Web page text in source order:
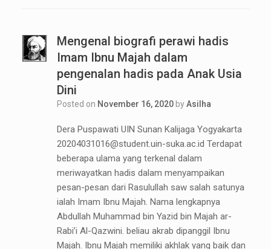
Mengenal biografi perawi hadis
Imam Ibnu Majah dalam
pengenalan hadis pada Anak Usia
Dini
Posted on November 16, 2020 byAsilha
Dera Puspawati UIN Sunan Kalijaga Yogyakarta
20204031016@student.uin-suka.ac.id Terdapat
beberapa ulama yang terkenal dalam
meriwayatkan hadis dalam menyampaikan
pesan-pesan dari Rasulullah saw salah satunya
ialah Imam Ibnu Majah. Nama lengkapnya
Abdullah Muhammad bin Yazid bin Majah ar-
Rabi’i Al-Qazwini. beliau akrab dipanggil Ibnu
Majah. Ibnu Majah memiliki akhlak yang baik dan